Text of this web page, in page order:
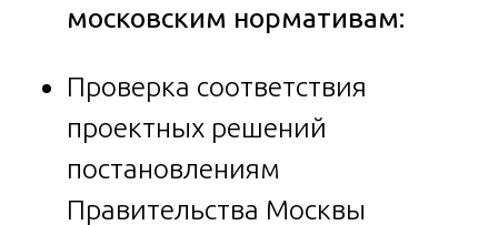
московским нормативам:
Проверка соответствия
проектных решений
постановлениям
Правительства Москвы